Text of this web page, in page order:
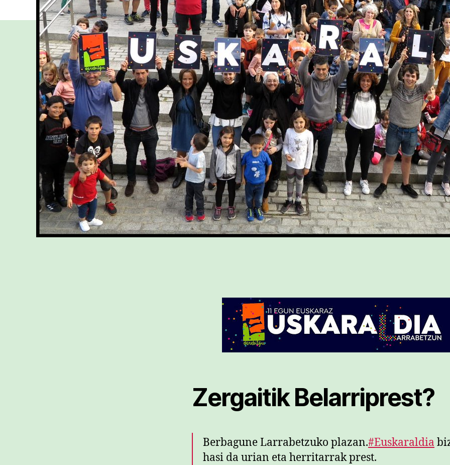
Zergaitik Belarriprest?
Berbagune Larrabetzuko plazan.#Euskaraldia
hasi da urian eta herritarrak prest.